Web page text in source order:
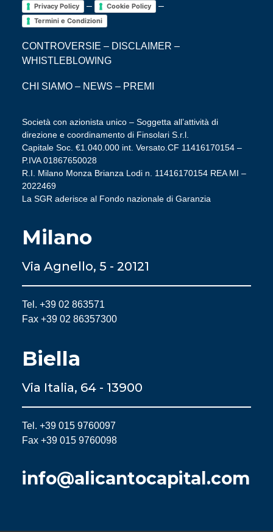
Privacy Policy – Cookie Policy –
Termini e Condizioni
CONTROVERSIE – DISCLAIMER –
WHISTLEBLOWING
CHI SIAMO – NEWS – PREMI
Società con azionista unico – Soggetta all’attività di
direzione e coordinamento di Finsolari S.r.l.
Capitale Soc. €1.040.000 int. Versato.CF 11416170154 –
P.IVA 01867650028
R.I. Milano Monza Brianza Lodi n. 11416170154 REA MI –
2022469
La SGR aderisce al Fondo nazionale di Garanzia
Milano
Via Agnello, 5 - 20121
Tel. +39 02 863571
Fax +39 02 86357300
Biella
Via Italia, 64 - 13900
Tel. +39 015 9760097
Fax +39 015 9760098
info@alicantocapital.com